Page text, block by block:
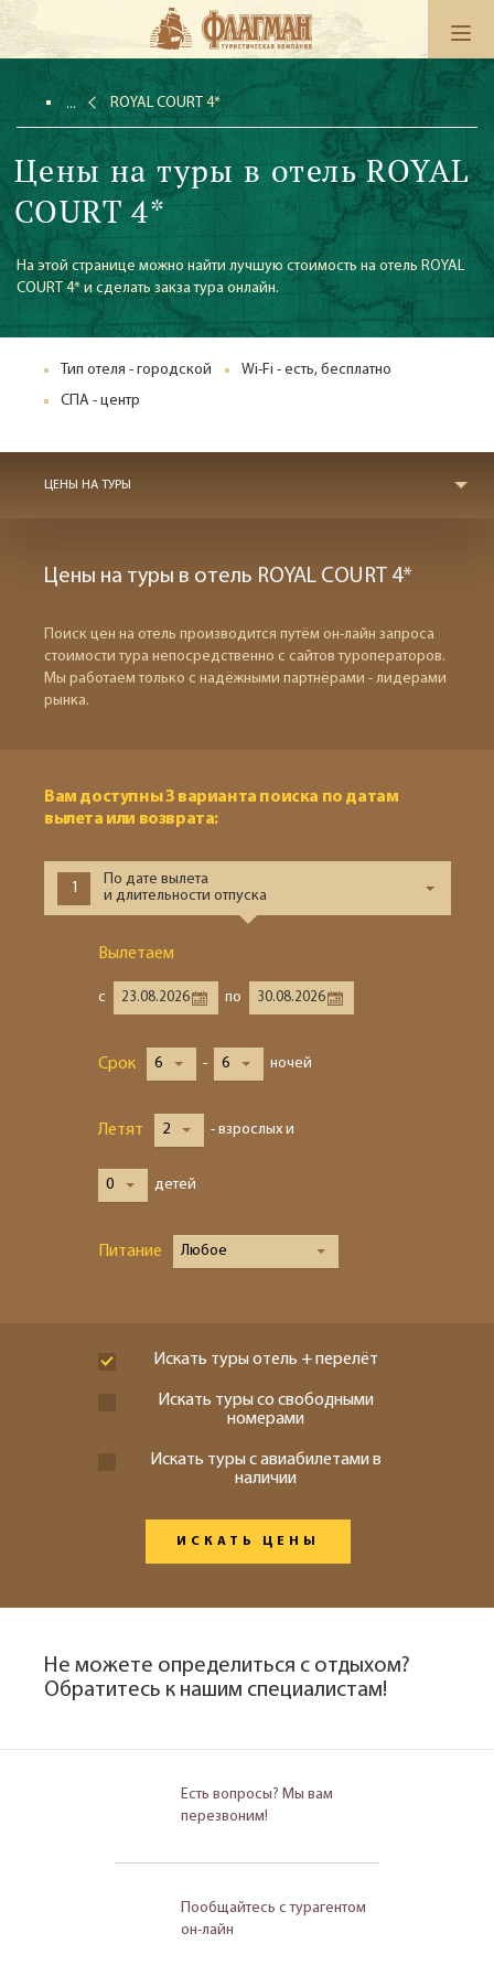
ROYAL COURT 4*
Цены на туры в отель ROYAL
COURT 4*
На этой странице можно найти лучшую стоимость на отель ROYAL
COURT 4* и сделать закза тура онлайн.
Тип отеля - городской
Wi-Fi - есть, бесплатно
СПА - центр
ЦЕНЫ НА ТУРЫ
Цены на туры в отель ROYAL COURT 4*
Поиск цен на отель производится путём он-лайн запроса
стоимости тура непосредственно с сайтов туроператоров.
Мы работаем только с надёжными партнёрами - лидерами
рынка.
Вам доступны 3 варианта поиска по датам
вылета или возврата:
1
По дате вылета
и длительности отпуска
Вылетаем
с по
Срок 6 - 6 ночей
Летят 2 - взрослых и
0 детей
Питание Любое
Искать туры отель + перелёт
Искать туры со свободными
номерами
Искать туры с авиабилетами в
наличии
ИСКАТЬ ЦЕНЫ
Не можете определиться с отдыхом?
Обратитесь к нашим специалистам!
Есть вопросы? Мы вам
перезвоним!
Пообщайтесь с турагентом
он-лайн